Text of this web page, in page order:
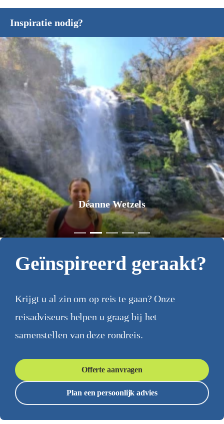
Inspiratie nodig?
Déanne Wetzels
Geïnspireerd geraakt?
Krijgt u al zin om op reis te gaan? Onze
reisadviseurs helpen u graag bij het
samenstellen van deze rondreis.
Offerte aanvragen
Plan een persoonlijk advies